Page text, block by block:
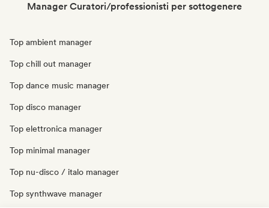
Manager Curatori/professionisti per sottogenere
Top ambient manager
Top chill out manager
Top dance music manager
Top disco manager
Top elettronica manager
Top minimal manager
Top nu-disco / italo manager
Top synthwave manager